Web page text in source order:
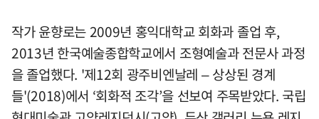
작가 윤향로는 2009년 홍익대학교 회화과 졸업 후,
2013년 한국예술종합학교에서 조형예술과 전문사 과정
을 졸업했다. '제12회 광주비엔날레 – 상상된 경계
들'(2018)에서 ‘회화적 조각’을 선보여 주목받았다. 국립